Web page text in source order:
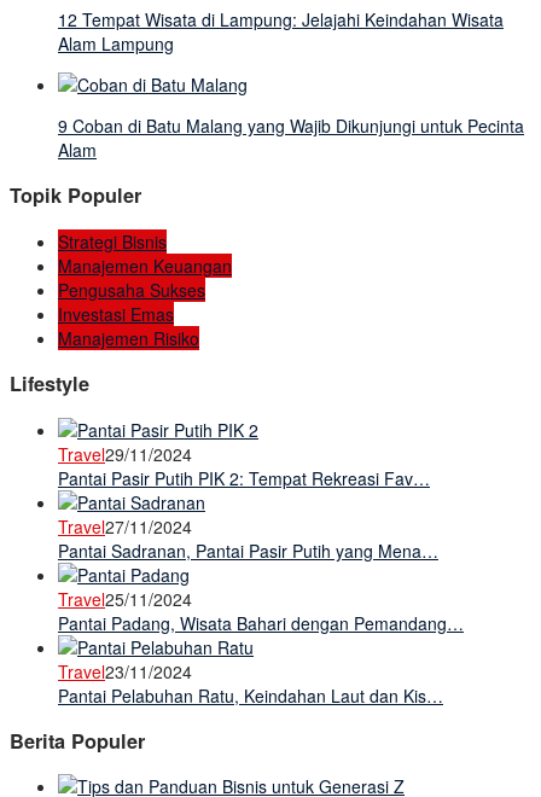
12 Tempat Wisata di Lampung: Jelajahi Keindahan Wisata
Alam Lampung
9 Coban di Batu Malang yang Wajib Dikunjungi untuk Pecinta
Alam
Topik Populer
Strategi Bisnis
Manajemen Keuangan
Pengusaha Sukses
Investasi Emas
Manajemen Risiko
Lifestyle
Travel29/11/2024
Pantai Pasir Putih PIK 2: Tempat Rekreasi Fav…
Travel27/11/2024
Pantai Sadranan, Pantai Pasir Putih yang Mena…
Travel25/11/2024
Pantai Padang, Wisata Bahari dengan Pemandang…
Travel23/11/2024
Pantai Pelabuhan Ratu, Keindahan Laut dan Kis…
Berita Populer